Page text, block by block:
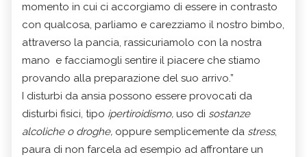
momento in cui ci accorgiamo di essere in contrasto
con qualcosa, parliamo e carezziamo il nostro bimbo,
attraverso la pancia, rassicuriamolo con la nostra
mano e facciamogli sentire il piacere che stiamo
provando alla preparazione del suo arrivo.”
I disturbi da ansia possono essere provocati da
disturbi fisici, tipo ipertiroidismo, uso di sostanze
alcoliche o droghe, oppure semplicemente da stress,
paura di non farcela ad esempio ad affrontare un